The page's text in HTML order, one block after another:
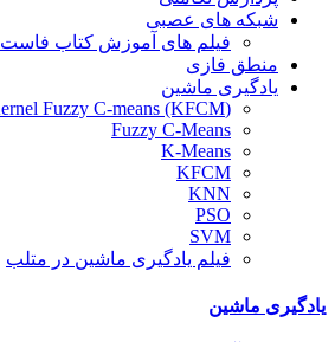
شبکه های عصبی
فیلم های آموزش کتاب فاست
منطق فازی
یادگیری ماشین
(Kernel Fuzzy C-means (KFCM
Fuzzy C-Means
K-Means
KFCM
KNN
PSO
SVM
فیلم یادگیری ماشین در متلب
یادگیری ماشین